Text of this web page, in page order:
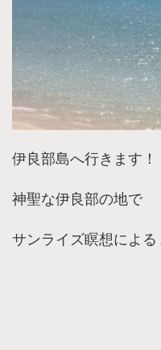
伊良部島へ行きます！
神聖な伊良部の地で
サンライズ瞑想による